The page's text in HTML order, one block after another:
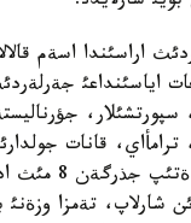
ولاردئث اراسئندا اسةم
اياسئنداعئ
سپورتشئلار،
قانات
موتوسيكل جانة أةلوسيپةد
شارلاپ، تةمزا